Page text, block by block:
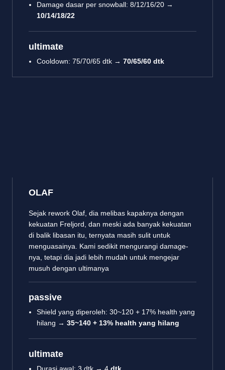
Damage dasar per snowball: 8/12/16/20 →
10/14/18/22
ultimate
Cooldown: 75/70/65 dtk → 70/65/60 dtk
OLAF
Sejak rework Olaf, dia melibas kapaknya dengan
kekuatan Freljord, dan meski ada banyak kekuatan
di balik libasan itu, ternyata masih sulit untuk
menguasainya. Kami sedikit mengurangi damage-
nya, tetapi dia jadi lebih mudah untuk mengejar
musuh dengan ultimanya
passive
Shield yang diperoleh: 30~120 + 17% health yang
hilang → 35~140 + 13% health yang hilang
ultimate